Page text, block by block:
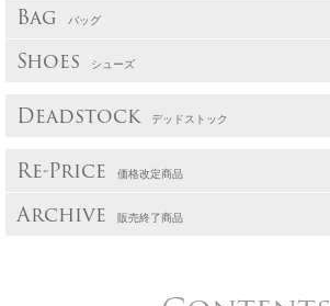
Bag バッグ
Shoes シューズ
Deadstock デッドストック
Re-Price 価格改定商品
Archive 販売終了商品